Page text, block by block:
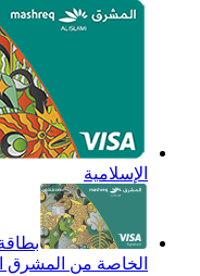
الإسلامية
الخاصة من المشرق